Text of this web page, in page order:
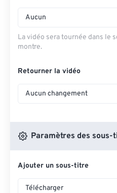
Aucun
La vidéo sera tournée dans le
montre.
Retourner la vidéo
Aucun changement
Paramètres des sous-
Ajouter un sous-titre
Télécharger